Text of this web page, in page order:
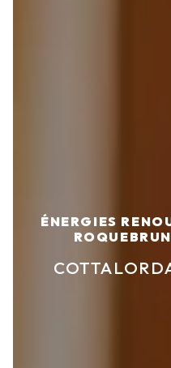
ÉNERGIES